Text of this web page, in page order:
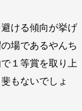
ける傾向が挙げ
場であるやんち
１等賞を取り上
もないでしょ